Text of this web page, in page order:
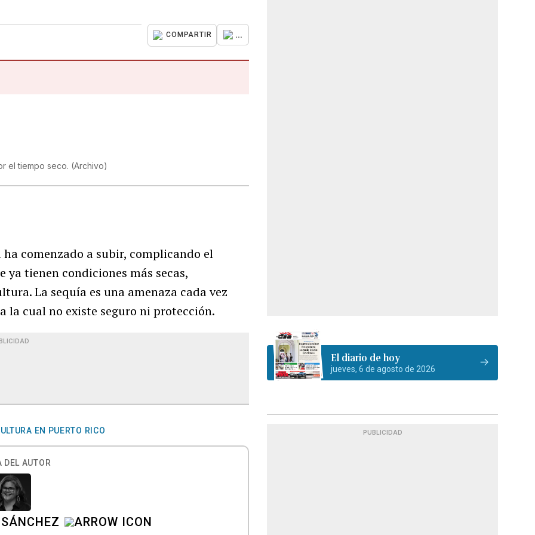
COMPARTIR ...
el tiempo seco. (Archivo)
comenzado a subir, complicando el
ya tienen condiciones más secas,
La sequía es una amenaza cada vez
la cual no existe seguro ni protección.
EN PUERTO RICO
DEL AUTOR
El diario de hoy
jueves, 6 de agosto de 2026
PUBLICIDAD